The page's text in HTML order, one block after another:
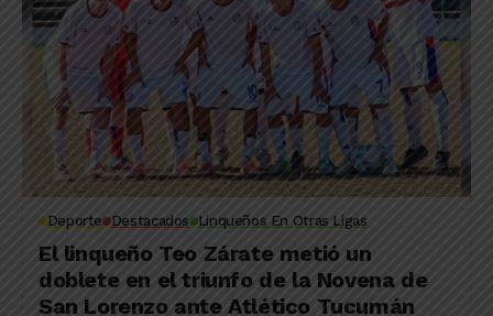
Deporte Destacados Linqueños En Otras Ligas
El linqueño Teo Zárate metió un
doblete en el triunfo de la Novena de
San Lorenzo ante Atlético Tucumán